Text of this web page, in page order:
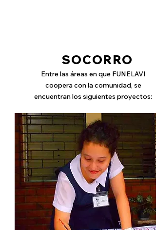
SOCORRO
Entre las áreas en que FUNELAVI
coopera con la comunidad, se
encuentran los siguientes proyectos: